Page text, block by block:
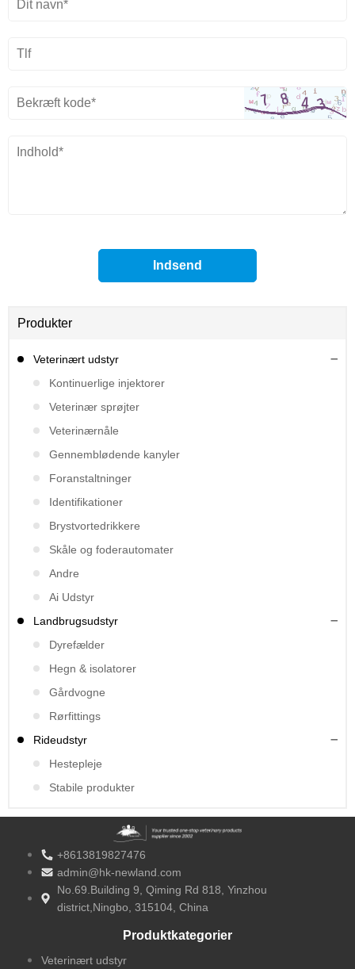
Produkter
Veterinært udstyr
Kontinuerlige injektorer
Veterinær sprøjter
Veterinærnåle
Gennemblødende kanyler
Foranstaltninger
Identifikationer
Brystvortedrikkere
Skåle og foderautomater
Andre
Ai Udstyr
Landbrugsudstyr
Dyrefælder
Hegn & isolatorer
Gårdvogne
Rørfittings
Rideudstyr
Hestepleje
Stabile produkter
+8613819827476
admin@hk-newland.com
No.69.Building 9, Qiming Rd 818, Yinzhou
district,Ningbo, 315104, China
Produktkategorier
Veterinært udstyr